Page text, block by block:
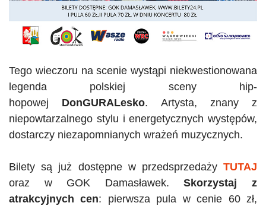
Tego wieczoru na scenie wystąpi niekwestionowana
legenda polskiej sceny hip-
hopowej DonGURALesko. Artysta, znany z
niepowtarzalnego stylu i energetycznych występów,
dostarczy niezapomnianych wrażeń muzycznych.
Bilety są już dostępne w przedsprzedaży TUTAJ
oraz w GOK Damasławek.Skorzystaj z
atrakcyjnych cen: pierwsza pula w cenie 60 zł,